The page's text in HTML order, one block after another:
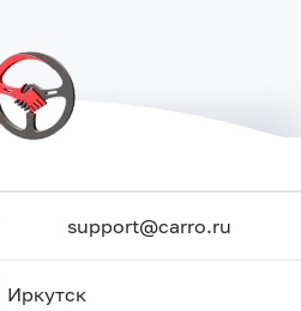
support@carro.ru
Иркутск